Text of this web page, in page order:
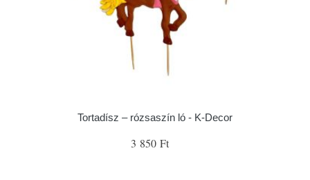
Tortadísz – rózsaszín ló - K-Decor
3 850 Ft